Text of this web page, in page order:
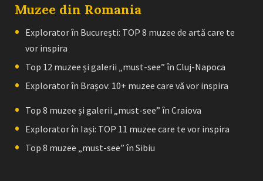
Muzee din Romania
Explorator în București: TOP 8 muzee de artă care te
vor inspira
Top 12 muzee și galerii „must-see” în Cluj-Napoca
Explorator în Brașov: 10+ muzee care vă vor inspira
Top 8 muzee și galerii „must-see” în Craiova
Explorator în Iași: TOP 11 muzee care te vor inspira
Top 8 muzee „must-see” în Sibiu